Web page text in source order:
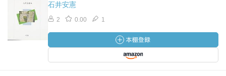
石井安憲
2 0.00 1